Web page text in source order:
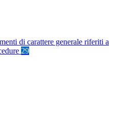
di carattere generale riferiti a
29